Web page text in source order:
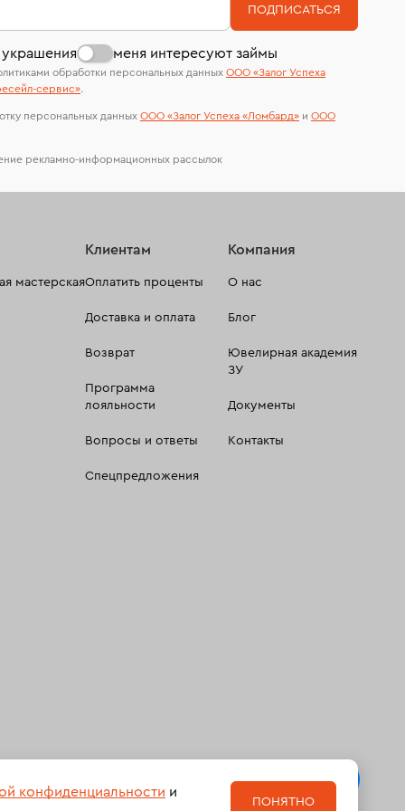
В кредит от Т-Банка (до 50 000 руб., на 3–6
сертификаты МГУ и других геммологических
лабораторий
меня интересуют займы
ПОДПИСАТЬСЯ
обработки персональных данных ООО «Залог Успеха
сервиc».
персональных данных ООО «Залог Успеха «Ломбард» и ООО
рекламно-информационных рассылок
мастерская
Клиентам
Оплатить проценты
Доставка и оплата
Возврат
Программа
лояльности
Вопросы и ответы
Спецпредложения
Компания
О нас
Блог
Ювелирная академия
ЗУ
Документы
Контакты
конфиденциальности и
ПОНЯТНО